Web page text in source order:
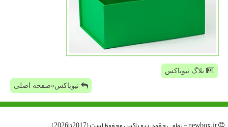
بلاگ نیوباکس
نیوباکس»صفحه اصلی